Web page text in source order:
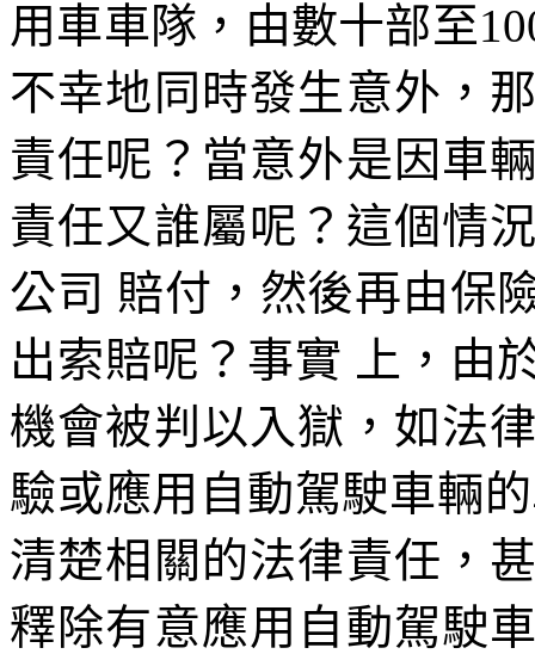
用車車隊，由數十部至
不幸地同時發生意外，
責任呢？當意外是因車
責任又誰屬呢？這個情
公司 賠付，然後再由保
出索賠呢？事實 上，由
機會被判以入獄，如法
驗或應用自動駕駛車輛
清楚相關的法律責任，
釋除有意應用自動駕駛